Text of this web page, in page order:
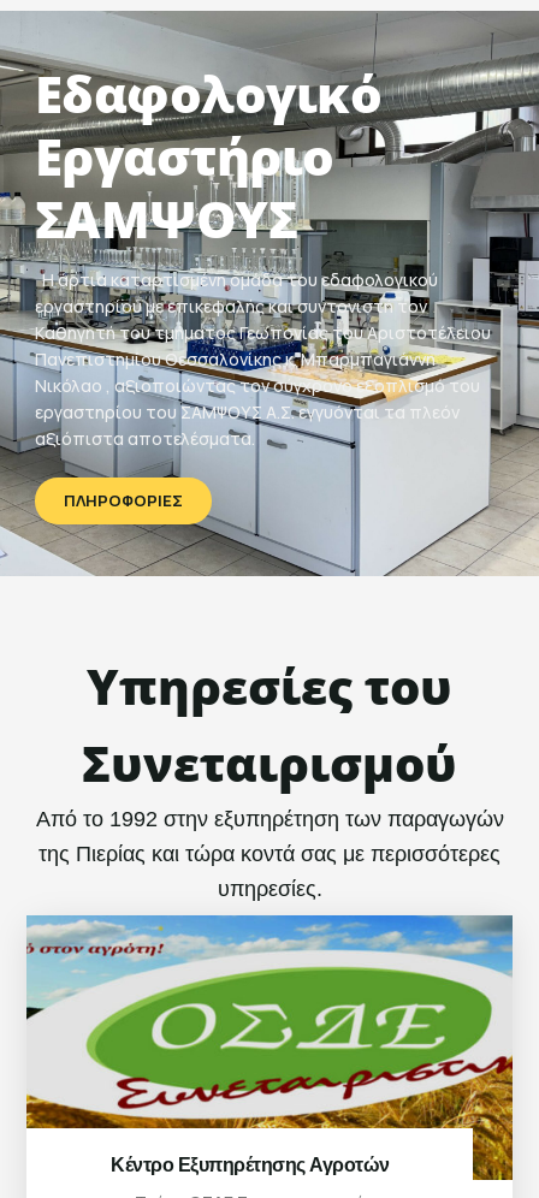
Εδαφολογικό
Εργαστήριο
ΣΑΜΨΟΥΣ
Η άρτια καταρτισμένη ομάδα του εδαφολογικού
εργαστηρίου με επικεφαλής και συντονιστή τον
Καθηγητή του τμήματος Γεωπονίας του Αριστοτέλειου
Πανεπιστημίου Θεσσαλονίκης κ. Μπαρμπαγιάννη
Νικόλαο , αξιοποιώντας τον σύγχρονο εξοπλισμό του
εργαστηρίου του ΣΑΜΨΟΥΣ Α.Σ. εγγυόνται τα πλεόν
αξιόπιστα αποτελέσματα.
ΠΛΗΡΟΦΟΡΙΕΣ
Υπηρεσίες του
Συνεταιρισμού
Από το 1992 στην εξυπηρέτηση των παραγωγών
της Πιερίας και τώρα κοντά σας με περισσότερες
υπηρεσίες.
Κέντρο Εξυπηρέτησης Αγροτών